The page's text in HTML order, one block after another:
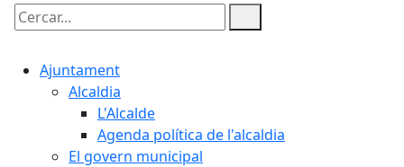
Cercar:
Ajuntament
Alcaldia
L'Alcalde
Agenda política de l'alcaldia
El govern municipal